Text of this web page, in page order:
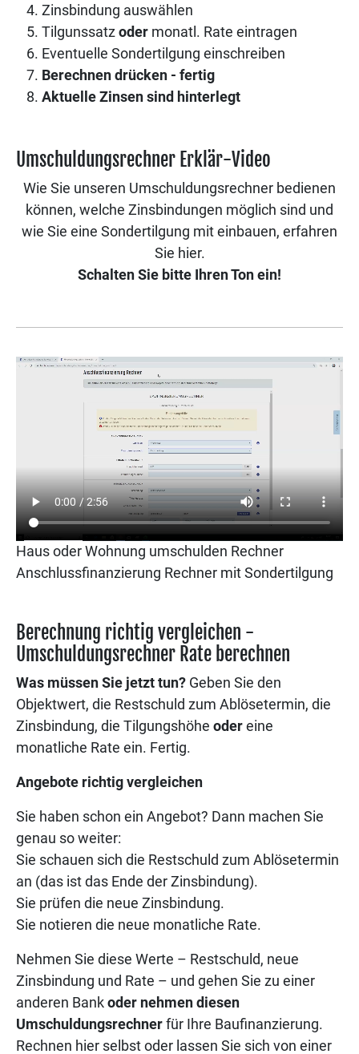
Zinsbindung auswählen
Tilgunssatzoder monatl. Rate eintragen
Eventuelle Sondertilgung einschreiben
Berechnen drücken - fertig
Aktuelle Zinsen sind hinterlegt
Umschuldungsrechner Erklär-Video
Wie Sie unseren Umschuldungsrechner bedienen
können, welche Zinsbindungen möglich sind und
wie Sie eine Sondertilgung mit einbauen, erfahren
Sie hier.
Schalten Sie bitte Ihren Ton ein!
Haus oder Wohnung umschulden Rechner
Anschlussfinanzierung Rechner mit Sondertilgung
Berechnung richtig vergleichen -
Umschuldungsrechner Rate berechnen
Was müssen Sie jetzt tun? Geben Sie den
Objektwert, die Restschuld zum Ablösetermin, die
Zinsbindung, die Tilgungshöhe odereine
monatliche Rate ein. Fertig.
Angebote richtig vergleichen
Sie haben schon ein Angebot? Dann machen Sie
genau so weiter:
Sie schauen sich die Restschuld zum Ablösetermin
an (das ist das Ende der Zinsbindung).
Sie prüfen die neue Zinsbindung.
Sie notieren die neue monatliche Rate.
Nehmen Sie diese Werte – Restschuld, neue
Zinsbindung und Rate – und gehen Sie zu einer
anderen Bankoder nehmen diesen
Umschuldungsrechnerfür Ihre Baufinanzierung.
Rechnen hier selbst oder lassen Sie sich von einer